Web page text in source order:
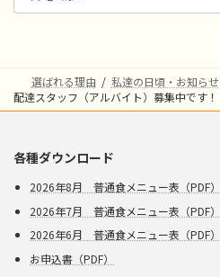
カ
選ばれる理由 私達の日頃・お知らせ
配達スタッフ（アルバイト）募集中です！
各種ダウンロード
2026年8月 普通食メニュー表（PDF）
2026年7月 普通食メニュー表（PDF）
2026年6月 普通食メニュー表（PDF）
お申込書（PDF）